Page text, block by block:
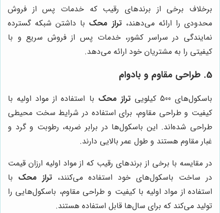
برخلاف برخی از برندهای رقیب که خدمات پس از فروش
محدودی را ارائه می‌دهند،تراز محک با داشتن شبکه گسترده
نمایندگی در سراسر کشور، خدمات پس از فروش سریع و با
کیفیتی را به مشتریان خود ارائه می‌دهد.
5. طراحی مقاوم و بادوام
باسکول‌های 500 کیلویی تراز محک با استفاده از مواد اولیه با
کیفیت و طراحی مقاوم، برای استفاده در شرایط سخت محیطی
طراحی شده‌اند. این باسکول‌ها در برابر ضربه، رطوبت و گرد و
غبار مقاوم هستند و طول عمر بالایی دارند.
در مقایسه با برخی از برندهای رقیب که از مواد اولیه ارزان قیمت
در ساخت باسکول‌های خود استفاده می‌کنند، تراز محک با
استفاده از مواد اولیه با کیفیت و طراحی مقاوم، باسکول‌هایی را
تولید می‌کند که برای سال‌ها قابل استفاده هستند.